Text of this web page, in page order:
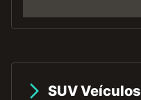
SUV Veículos